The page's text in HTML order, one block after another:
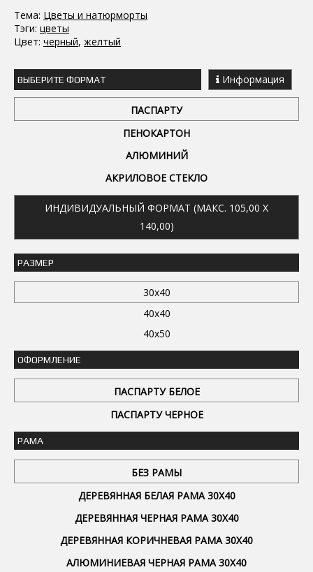
Тема: Цветы и натюрморты
Тэги: цветы
Цвет: черный, желтый
ВЫБЕРИТЕ ФОРМАТ Информация
ПАСПАРТУ
ПЕНОКАРТОН
АЛЮМИНИЙ
АКРИЛОВОЕ СТЕКЛО
ИНДИВИДУАЛЬНЫЙ ФОРМАТ (МАКС. 105,00 X
140,00)
РАЗМЕР
30x40
40x40
40x50
ОФОРМЛЕНИЕ
ПАСПАРТУ БЕЛОЕ
ПАСПАРТУ ЧЕРНОЕ
РАМА
БЕЗ РАМЫ
ДЕРЕВЯННАЯ БЕЛАЯ РАМА 30Х40
ДЕРЕВЯННАЯ ЧЕРНАЯ РАМА 30Х40
ДЕРЕВЯННАЯ КОРИЧНЕВАЯ РАМА 30Х40
АЛЮМИНИЕВАЯ ЧЕРНАЯ РАМА 30Х40